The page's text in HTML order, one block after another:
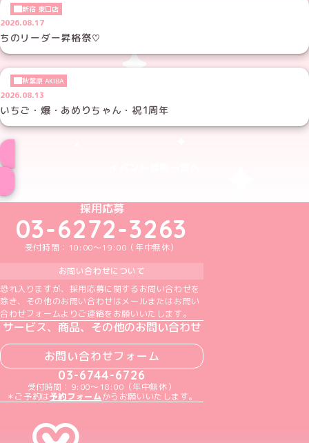
新宿 東口店
2026.08.17
ちのリーダー昇格祭♡
秋葉原 AKIBA
2026.08.13
いちご・爆・あめりちゃん・祝1周年
めいどりーみんTikTok公式アカウント
めいどりーみんX公式アカウント
めいどりーみんInstagram公式アカウント
めいどりーみんFacebook公式アカウン
めいどりーみんYouTube公式アカ
採用応募
03-6272-3263
受付時間：10:00～19:00（年中無休）
お問い合わせについて
恐れ入りますが、採用応募に関するお問い合わせを
除き、その他のお問い合わせはメールまたはお問い
合わせフォームよりご連絡をお願いいたします。
サービス、商品、その他のお問い合わせ
お問い合わせフォーム
03-6744-6726
受付時間：9:00～18:00（年中無休）
＊ご予約は予約フォームからお願いいたします。